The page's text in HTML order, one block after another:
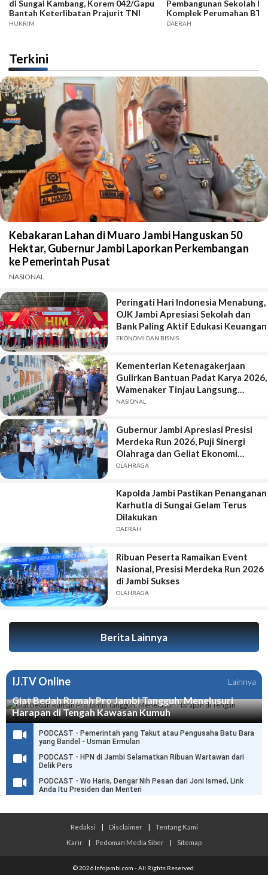
di Sungai Kambang, Korem 042/Gapu
Bantah Keterlibatan Prajurit TNI
HUKRIM
Pembangunan Sekolah
Komplek Perumahan
Green City Harus Sejalan
DAERAH
Terkini
Kebakaran Lahan di Muaro Jambi Hanguskan 50
Hektar, Gubernur Jambi Laporkan Perkembangan
ke Pemerintah Pusat
NASIONAL
Peringati Hari Indonesia Menabung,
OJK Jambi Apresiasi Sekolah dan
Bank Paling Aktif Edukasi Keuangan
EKONOMI DAN BISNIS
Kementerian Ketenagakerjaan
Gulirkan Bantuan Padat Karya 2026,
Wamenaker Tinjau Langsung
Pekerjaan di Kota Jambi
NASIONAL
Gubernur Jambi Apresiasi Presisi
Merdeka Run 2026, Puji Sinergi
Olahraga dan Geliat Ekonomi
Daerah
OLAHRAGA
Kapolda Jambi Pastikan Penanganan
Karhutla di Sungai Gelam Terus
Dilakukan
DAERAH
Ribuan Peserta Ramaikan Event
Nasional, Presisi Merdeka Run 2026
di Jambi Sukses
OLAHRAGA
Berita Lainnya
IJ.TV Online Lainnya
Giat Bedah Rumah Pro Jambi Tangguh: Menelusuri
Harapan di Tengah Kawasan Kumuh
PODCAST - Pemerintah yang Takut atau Pengusaha Batu Bara
yang Bandel - Usman Ermulan
PODCAST - HPN di Jambi Selamatkan Ribuan Wartawan dari
Delik Pers
PODCAST - Wo Haris, Dengar Nih Pesan dari Joni Ismed, Link
Anda Itu Presiden dan Menteri
Redaksi | Disclaimer |
Tentang Kami
Karir
| Pedoman Media Siber | Sitemap
© 2026 Infojambi.com - All Rights Reserved.